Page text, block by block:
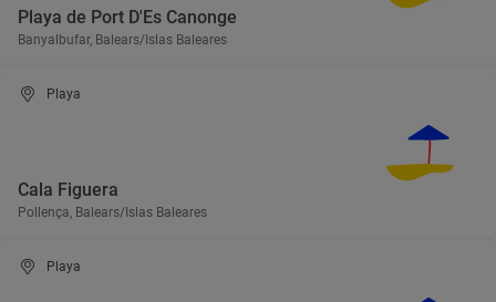
Playa de Port D'Es Canonge
Banyalbufar, Balears/Islas Baleares
Playa
Cala Figuera
Pollença, Balears/Islas Baleares
Playa